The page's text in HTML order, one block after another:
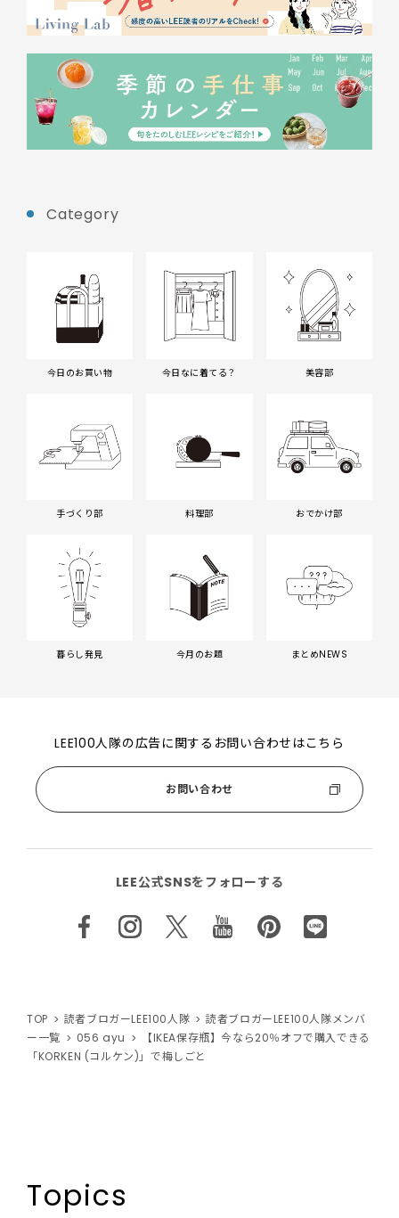
Category
今日のお買い物 今日なに着てる？ 美容部
手づくり部 料理部 おでかけ部
暮らし発見 今月のお題 まとめNEWS
LEE100人隊の広告に関するお問い合わせはこちら
お問い合わせ
LEE公式SNSをフォローする
TOP 読者ブロガーLEE100人隊
読者ブロガーLEE100人隊メンバ
ー一覧
056 ayu
【IKEA保存瓶】今なら20％オフで購入できる
「KORKEN (コルケン)」で梅しごと
Topics